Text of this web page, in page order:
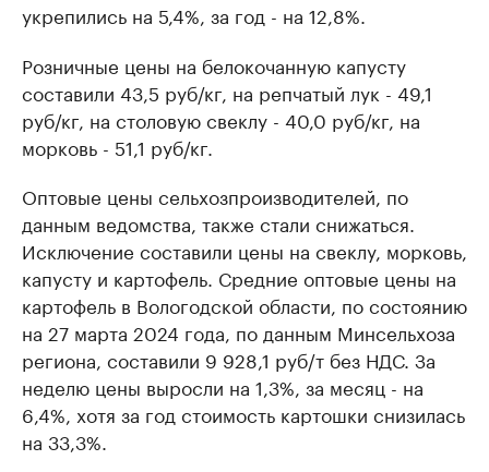
укрепились на 5,4%, за год - на 12,8%.
Розничные цены на белокочанную капусту
составили 43,5 руб/кг, на репчатый лук - 49,1
руб/кг, на столовую свеклу - 40,0 руб/кг, на
морковь - 51,1 руб/кг.
Оптовые цены сельхозпроизводителей, по
данным ведомства, также стали снижаться.
Исключение составили цены на свеклу, морковь,
капусту и картофель. Средние оптовые цены на
картофель в Вологодской области, по состоянию
на 27 марта 2024 года, по данным Минсельхоза
региона, составили 9 928,1 руб/т без НДС. За
неделю цены выросли на 1,3%, за месяц - на
6,4%, хотя за год стоимость картошки снизилась
на 33,3%.